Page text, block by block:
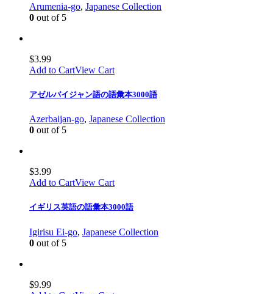
Arumenia-go, Japanese Collection
0 out of 5
$3.99
Add to CartView Cart
アゼルバイジャン語の語彙本3000語
Azerbaijan-go, Japanese Collection
0 out of 5
$3.99
Add to CartView Cart
イギリス英語の語彙本3000語
Igirisu Ei-go, Japanese Collection
0 out of 5
$9.99